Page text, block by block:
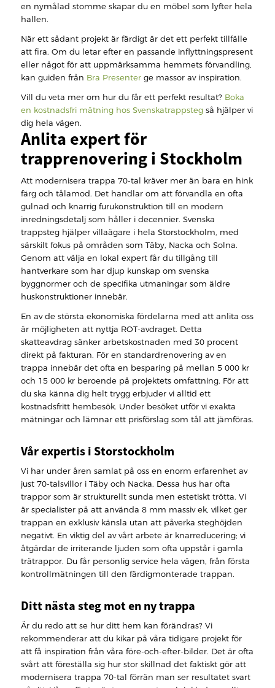
en nymålad stomme skapar du en möbel som lyfter hela
hallen.
När ett sådant projekt är färdigt är det ett perfekt tillfälle
att fira. Om du letar efter en passande inflyttningspresent
eller något för att uppmärksamma hemmets förvandling,
kan guiden från Bra Presenterge massor av inspiration.
Vill du veta mer om hur du får ett perfekt resultat? Boka
en kostnadsfri mätning hos Svenskatrappstegså hjälper vi
dig hela vägen.
Anlita expert för
trapprenovering i Stockholm
Att modernisera trappa 70-tal kräver mer än bara en hink
färg och tålamod. Det handlar om att förvandla en ofta
gulnad och knarrig furukonstruktion till en modern
inredningsdetalj som håller i decennier. Svenska
trappsteg hjälper villaägare i hela Storstockholm, med
särskilt fokus på områden som Täby, Nacka och Solna.
Genom att välja en lokal expert får du tillgång till
hantverkare som har djup kunskap om svenska
byggnormer och de specifika utmaningar som äldre
huskonstruktioner innebär.
En av de största ekonomiska fördelarna med att anlita oss
är möjligheten att nyttja ROT-avdraget. Detta
skatteavdrag sänker arbetskostnaden med 30 procent
direkt på fakturan. För en standardrenovering av en
trappa innebär det ofta en besparing på mellan 5 000 kr
och 15 000 kr beroende på projektets omfattning. För att
du ska känna dig helt trygg erbjuder vi alltid ett
kostnadsfritt hembesök. Under besöket utför vi exakta
mätningar och lämnar ett prisförslag som tål att jämföras.
Vår expertis i Storstockholm
Vi har under åren samlat på oss en enorm erfarenhet av
just 70-talsvillor i Täby och Nacka. Dessa hus har ofta
trappor som är strukturellt sunda men estetiskt trötta. Vi
är specialister på att använda 8 mm massiv ek, vilket ger
trappan en exklusiv känsla utan att påverka steghöjden
negativt. En viktig del av vårt arbete är knarreducering; vi
åtgärdar de irriterande ljuden som ofta uppstår i gamla
trätrappor. Du får personlig service hela vägen, från första
kontrollmätningen till den färdigmonterade trappan.
Ditt nästa steg mot en ny trappa
Är du redo att se hur ditt hem kan förändras? Vi
rekommenderar att du kikar på våra tidigare projekt för
att få inspiration från våra före-och-efter-bilder. Det är ofta
svårt att föreställa sig hur stor skillnad det faktiskt gör att
modernisera trappa 70-tal förrän man ser resultatet svart